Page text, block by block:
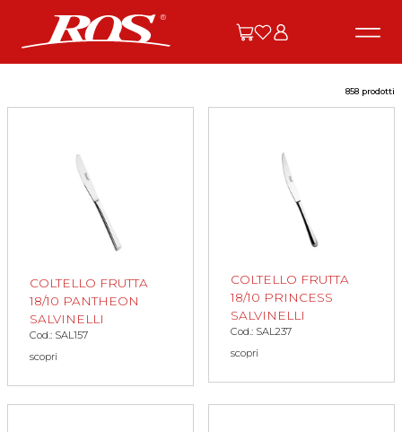
858 prodotti
COLTELLO FRUTTA
18/10 PANTHEON
SALVINELLI
Cod.: SAL157
scopri
COLTELLO FRUTTA
18/10 PRINCESS
SALVINELLI
Cod.: SAL237
scopri